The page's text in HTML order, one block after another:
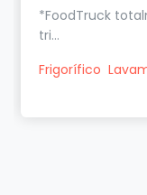
*FoodTruck
tri...
Frigorífico